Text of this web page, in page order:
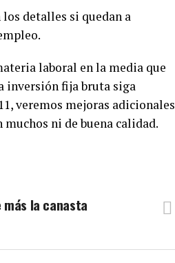
los detalles si quedan a
laboral en la media que
inversión fija bruta siga
veremos mejoras adicionales
muchos ni de buena calidad.
más la canasta